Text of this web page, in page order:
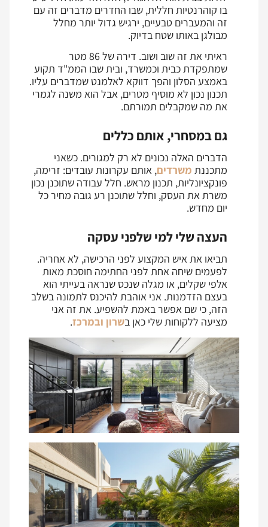
בו קוהרנטיות חללית, שבו החדרים מדברים זה עם
זה והמעברים טבעיים, ירגיש גדול יותר מחלל
מבולגן באותו שטח בדיוק.
ראיתי את זה שוב ושוב. דירה של 86 מטר
שמתפקדת כבית וכמשרד, ובית שבו הממ"ד תקוע
באמצע הסלון והפך דווקא לאלמנט שמדברים עליו.
תכנון נכון לא מוסיף מטרים, אבל הוא משנה לגמרי
את מה שמקבלים תמורתם.
גם במסחרי, אותם כללים
הדברים האלה נכונים לא רק למגורים. כשאני
מתכננת משרדים, אותם עקרונות עובדים: זרימה,
פונקציונליות, תכנון מראש. חלל עבודה שתוכנן נכון
משרת את העסק, וחלל שתוכנן רע גובה מחיר כל
יום מחדש.
העצה שלי למי שלפני עסקה
תביאו את איש המקצוע לפני הרכישה, לא אחריה.
לפעמים שיחה אחת לפני החתימה חוסכת מאות
אלפי שקלים, או מגלה שנכס שנראה בעייתי הוא
בעצם הזדמנות. אני אוהבת להיכנס לתמונה בשלב
הזה, כי שם אפשר באמת להשפיע. את זה אני
מציעה ללקוחות שלי כאן בשרון ובמרכז.